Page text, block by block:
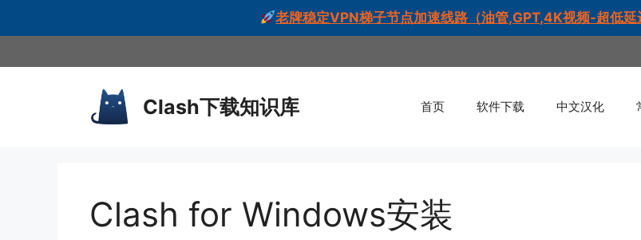
老牌稳定VPN梯子节点加速线路（油管,GPT,4K视频-超低
至
Clash下载知识库 首页 软件下载 中文汉化
Clash for Windows安装